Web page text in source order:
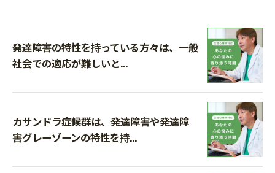
発達障害の特性を持っている方々は、一般
社会での適応が難しいと...
カサンドラ症候群は、発達障害や発達障
害グレーゾーンの特性を持...